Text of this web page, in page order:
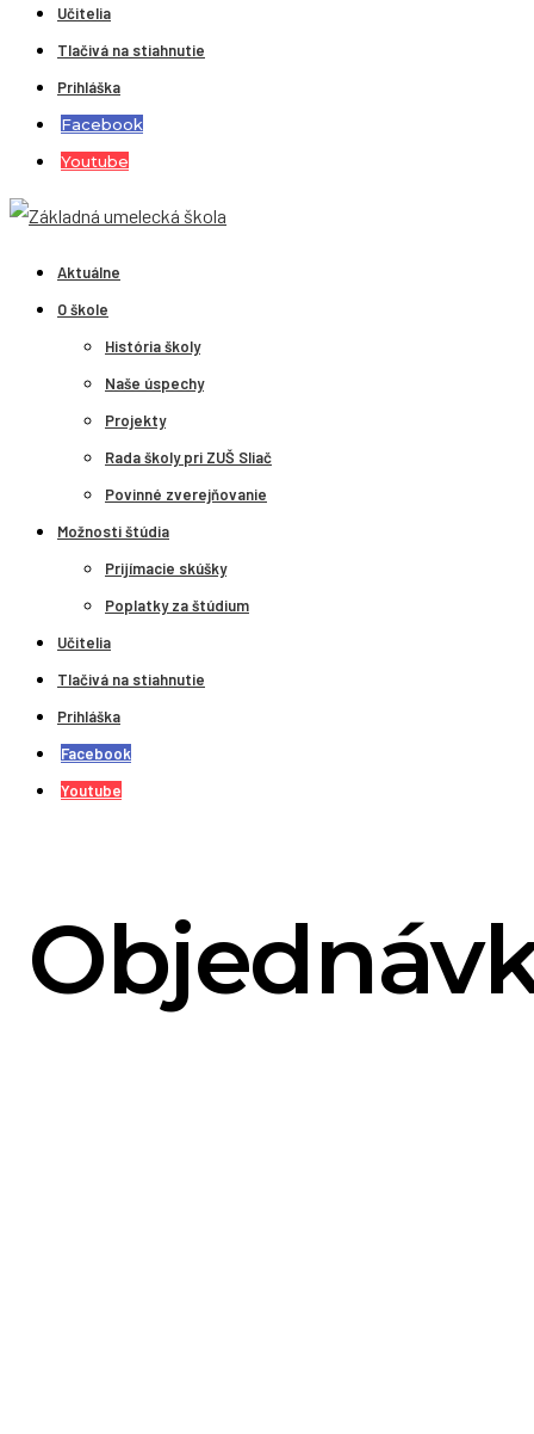
Učitelia
Tlačivá na stiahnutie
Prihláška
Facebook
Youtube
Aktuálne
O škole
História školy
Naše úspechy
Projekty
Rada školy pri ZUŠ Sliač
Povinné zverejňovanie
Možnosti štúdia
Prijímacie skúšky
Poplatky za štúdium
Učitelia
Tlačivá na stiahnutie
Prihláška
Facebook
Youtube